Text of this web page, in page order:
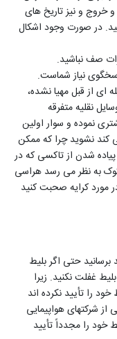
و خروج و نیز تاریخ های
در صورت وجود اشکال
صف نباشید.
نیاز شماست.
ای از قبل مهیا نشده،
نقلیه متفرقه
نموده و سوار اولین
کند نشوید چرا که ممکن
پیاده شدن از تاکسی که در
به نظر می رسد هراسی
مورد کرایه صحبت کنید
برسانید حتی اگر بلیط
غفلت نکنید. زیرا
را تأیید نکرده اند
شرکتهای هواپیمایی
بلیط خود را مجدداً تأیید